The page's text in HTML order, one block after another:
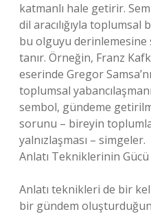
katmanlı hale getirir.
dil aracılığıyla
bu olguyu derinlemesine
tanır. Örneğin, Franz
eserinde Gregor
toplumsal
sembol, gündeme
sorunu – bireyin
yalnızlaşması – simgeler.
Anlatı Tekniklerinin Gücü
Anlatı teknikleri de bir
bir gündem